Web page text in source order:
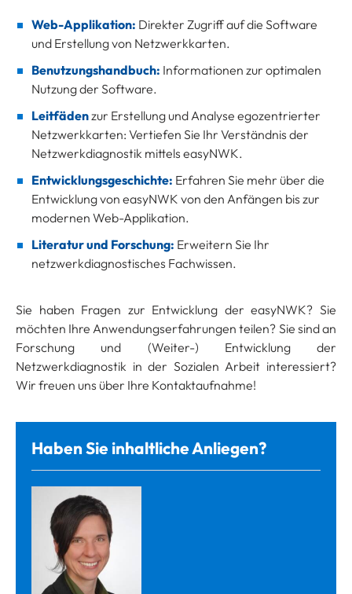
Web-Applikation: Direkter Zugriff auf die Software
und Erstellung von Netzwerkkarten.
Benutzungshandbuch: Informationen zur optimalen
Nutzung der Software.
Leitfädenzur Erstellung und Analyse egozentrierter
Netzwerkkarten: Vertiefen Sie Ihr Verständnis der
Netzwerkdiagnostik mittels easyNWK.
Entwicklungsgeschichte: Erfahren Sie mehr über die
Entwicklung von easyNWK von den Anfängen bis zur
modernen Web-Applikation.
Literatur und Forschung: Erweitern Sie Ihr
netzwerkdiagnostisches Fachwissen.
Sie haben Fragen zur Entwicklung der easyNWK? Sie
möchten Ihre Anwendungserfahrungen teilen? Sie sind an
Forschung und (Weiter-) Entwicklung der
Netzwerkdiagnostik in der Sozialen Arbeit interessiert?
Wir freuen uns über Ihre Kontaktaufnahme!
Haben Sie inhaltliche Anliegen?